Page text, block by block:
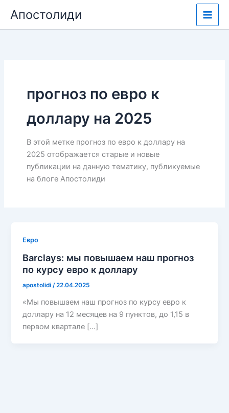
содержимому
Апостолиди
прогноз по евро к
доллару на 2025
В этой метке прогноз по евро к доллару на
2025 отображается старые и новые
публикации на данную тематику, публикуемые
на блоге Апостолиди
Евро
Barclays: мы повышаем наш прогноз
по курсу евро к доллару
apostolidi /22.04.2025
«Мы повышаем наш прогноз по курсу евро к
доллару на 12 месяцев на 9 пунктов, до 1,15 в
первом квартале […]